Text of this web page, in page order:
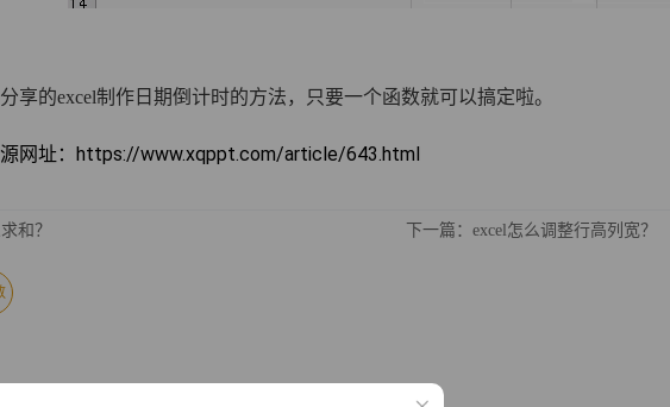
享的excel制作日期倒计时的方法，只要一个函数就可以搞定啦。
网址：https://www.xqppt.com/article/643.html
和？ 下一篇：excel怎么调整行高列宽？